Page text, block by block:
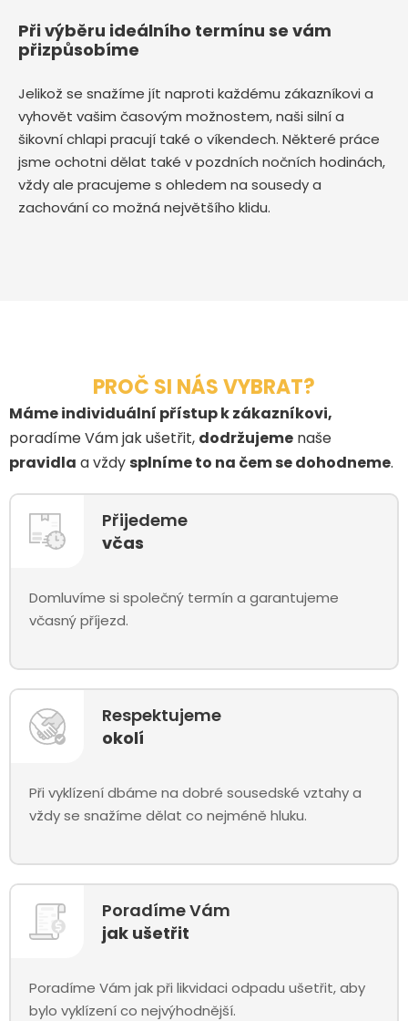
Při výběru ideálního termínu se vám
přizpůsobíme
Jelikož se snažíme jít naproti každému zákazníkovi a
vyhovět vašim časovým možnostem, naši silní a
šikovní chlapi pracují také o víkendech. Některé práce
jsme ochotni dělat také v pozdních nočních hodinách,
vždy ale pracujeme s ohledem na sousedy a
zachování co možná největšího klidu.
PROČ SI NÁS VYBRAT?
Máme individuální přístup k zákazníkovi,
poradíme Vám jak ušetřit, dodržujeme naše
pravidla a vždy splníme to na čem se dohodneme.
Přijedeme
včas
Domluvíme si společný termín a garantujeme
včasný příjezd.
Respektujeme
okolí
Při vyklízení dbáme na dobré sousedské vztahy a
vždy se snažíme dělat co nejméně hluku.
Poradíme Vám
jak ušetřit
Poradíme Vám jak při likvidaci odpadu ušetřit, aby
bylo vyklízení co nejvýhodnější.